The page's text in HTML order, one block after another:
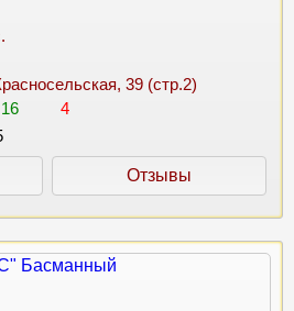
39 (стр.2)
16
4
Отзывы